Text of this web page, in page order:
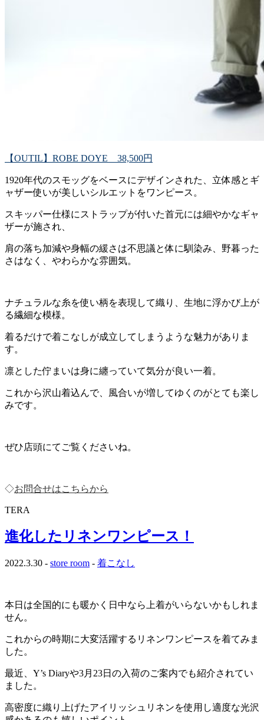
【OUTIL】ROBE DOYE 38,500円
1920年代のスモッグをベースにデザインされた、立体感とギ
ャザー使いが美しいシルエットをワンピース。
スキッパー仕様にストラップが付いた首元には細やかなギャ
ザーが施され、
肩の落ち加減や身幅の緩さは不思議と体に馴染み、野暮った
さはなく、やわらかな雰囲気。
ナチュラルな糸を使い柄を表現して織り、生地に浮かび上が
る繊細な模様。
着るだけで着こなしが成立してしまうような魅力がありま
す。
凛とした佇まいは身に纏っていて気分が良い一着。
これから沢山着込んで、風合いが増してゆくのがとても楽し
みです。
ぜひ店頭にてご覧くださいね。
◇お問合せはこちらから
TERA
進化したリネンワンピース！
2022.3.30 - store room - 着こなし
本日は全国的にも暖かく日中なら上着がいらないかもしれま
せん。
これからの時期に大変活躍するリネンワンピースを着てみま
した。
最近、Y’s Diaryや3月23日の入荷のご案内でも紹介されてい
ました。
高密度に織り上げたアイリッシュリネンを使用し適度な光沢